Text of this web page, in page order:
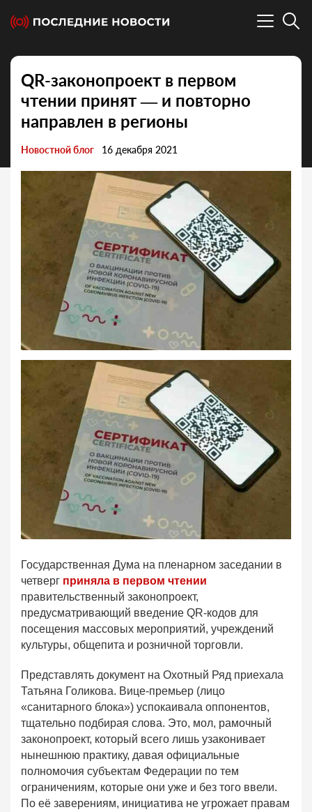
QR-законопроект в первом
чтении принят — и повторно
направлен в регионы
Новостной блог 16 декабря 2021
Государственная Дума на пленарном заседании в
четверг приняла в первом чтении
правительственный законопроект,
предусматривающий введение QR-кодов для
посещения массовых мероприятий, учреждений
культуры, общепита и розничной торговли.
Представлять документ на Охотный Ряд приехала
Татьяна Голикова. Вице-премьер (лицо
«санитарного блока») успокаивала оппонентов,
тщательно подбирая слова. Это, мол, рамочный
законопроект, который всего лишь узаконивает
нынешнюю практику, давая официальные
полномочия субъектам Федерации по тем
ограничениям, которые они уже и без того ввели.
По её заверениям, инициатива не угрожает правам